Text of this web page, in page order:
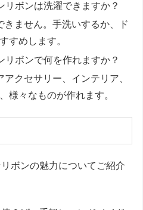
リボンは洗濯できますか？
きません。手洗いするか、ド
すめします。
リボンで何を作れますか？
クセサリー、インテリア、
様々なものが作れます。
ボンの魅力についてご紹介